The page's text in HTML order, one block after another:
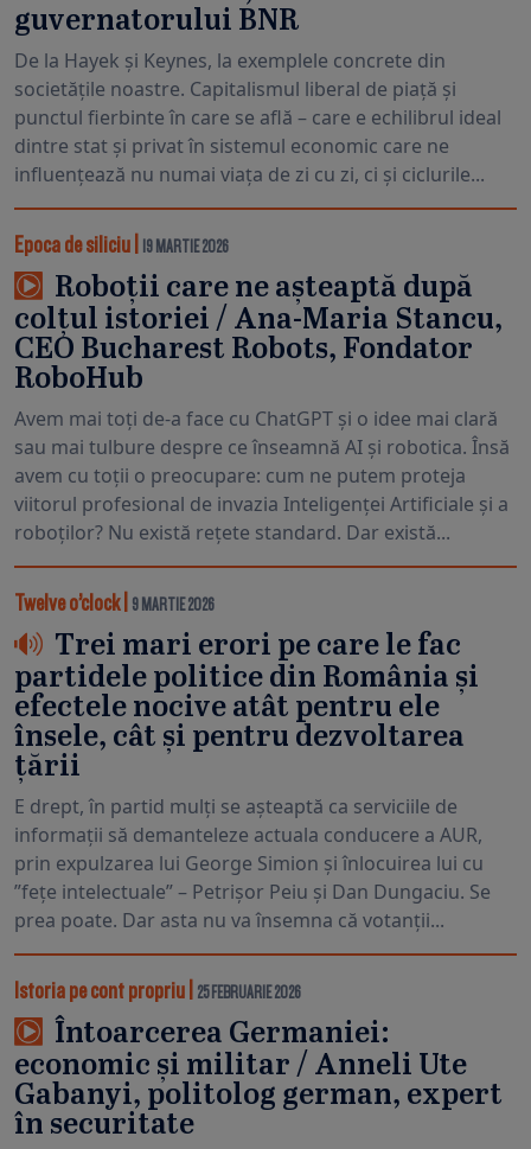
guvernatorului BNR
De la Hayek și Keynes, la exemplele concrete din
societățile noastre. Capitalismul liberal de piață și
punctul fierbinte în care se află – care e echilibrul ideal
dintre stat și privat în sistemul economic care ne
influențează nu numai viața de zi cu zi, ci și ciclurile...
Epoca de siliciu 19 MARTIE 2026
Roboții care ne așteaptă după
colțul istoriei / Ana-Maria Stancu,
CEO Bucharest Robots, Fondator
RoboHub
Avem mai toți de-a face cu ChatGPT și o idee mai clară
sau mai tulbure despre ce înseamnă AI și robotica. Însă
avem cu toții o preocupare: cum ne putem proteja
viitorul profesional de invazia Inteligenței Artificiale și a
roboților? Nu există rețete standard. Dar există...
Twelve o’clock| 9 MARTIE 2026
Trei mari erori pe care le fac
partidele politice din România și
efectele nocive atât pentru ele
însele, cât și pentru dezvoltarea
țării
E drept, în partid mulți se așteaptă ca serviciile de
informații să demanteleze actuala conducere a AUR,
prin expulzarea lui George Simion și înlocuirea lui cu
”fețe intelectuale” – Petrișor Peiu și Dan Dungaciu. Se
prea poate. Dar asta nu va însemna că votanții...
Istoria pe cont propriu 25 FEBRUARIE 2026
Întoarcerea Germaniei:
economic și militar / Anneli Ute
Gabanyi, politolog german, expert
în securitate